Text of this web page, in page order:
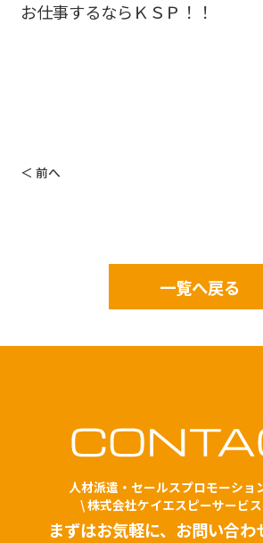
お仕事するならＫＳＰ！！
＜ 前へ
一覧へ戻る
人材派遣・セールスプロモーショ
\ 株式会社ケイエスピーサービ
まずはお気軽に、お問い合わ